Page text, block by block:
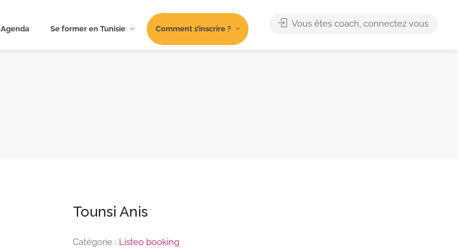
Agenda Se former en Tunisie Comment s’inscrire ? Vous êtes coach, connectez vous
Tounsi Anis
Catégorie : Listeo booking